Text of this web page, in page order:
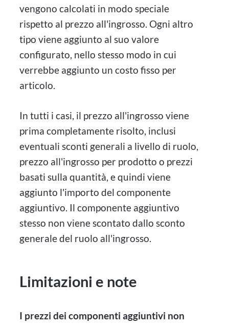
vengono calcolati in modo speciale
rispetto al prezzo all'ingrosso. Ogni altro
tipo viene aggiunto al suo valore
configurato, nello stesso modo in cui
verrebbe aggiunto un costo fisso per
articolo.
In tutti i casi, il prezzo all'ingrosso viene
prima completamente risolto, inclusi
eventuali sconti generali a livello di ruolo,
prezzo all'ingrosso per prodotto o prezzi
basati sulla quantità, e quindi viene
aggiunto l'importo del componente
aggiuntivo. Il componente aggiuntivo
stesso non viene scontato dallo sconto
generale del ruolo all'ingrosso.
Limitazioni e note
I prezzi dei componenti aggiuntivi non